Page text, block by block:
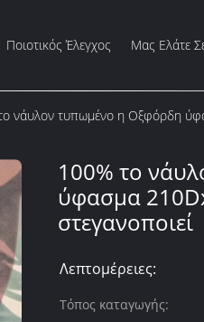
Ποιοτικός Έλεγχος Μας Ελάτε
νάυλον τυπωμένο η Οξφόρδη
100% το
ύφασμα
στεγανοποιεί
Λεπτομέρειες:
Τόπος καταγωγής: